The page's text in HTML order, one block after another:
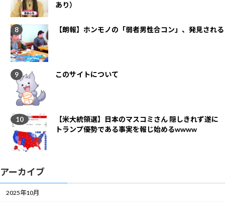
あり）
【朗報】ホンモノの「弱者男性合コン」、発見される
このサイトについて
【米大統領選】日本のマスコミさん 隠しきれず遂に
トランプ優勢である事実を報じ始めるwwww
アーカイブ
2025年10月